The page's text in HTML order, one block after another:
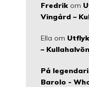
Fredrik om
Vingård –
Ella om
–
På
Barolo -